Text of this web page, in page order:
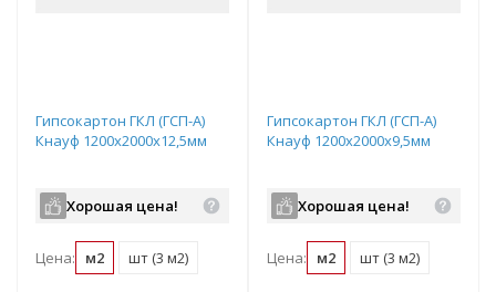
Гипсокартон ГКЛ (ГСП-А)
Кнауф 1200х2000х12,5мм
Хорошая цена!
Цена: м2 шт (3 м2)
Гипсокартон ГКЛ (ГСП-А)
Кнауф 1200х2000х9,5мм
Хорошая цена!
Цена: м2 шт (3 м2)